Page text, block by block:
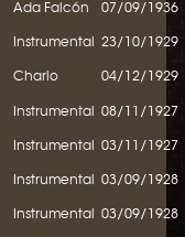
Ada Falcón 07/09/1936
Instrumental 23/10/1929
Charlo 04/12/1929
Instrumental 08/11/1927
Instrumental 03/11/1927
Instrumental 03/09/1928
Instrumental 03/09/1928